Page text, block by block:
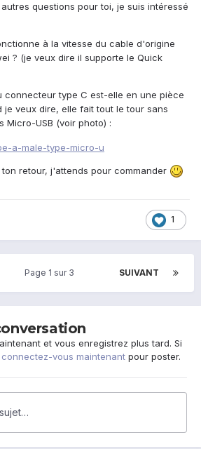
questions pour toi, je suis intéressé
à la vitesse du cable d'origine
? (je veux dire il supporte le Quick
connecteur type C est-elle en une pièce
veux dire, elle fait tout le tour sans
Micro-USB (voir photo) :
retour, j'attends pour commander
1
SUIVANT
Page 1 sur 3
et vous enregistrez plus tard. Si
connectez-vous maintenant pour poster.